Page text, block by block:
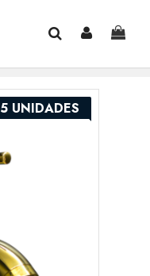
5 UNIDADES